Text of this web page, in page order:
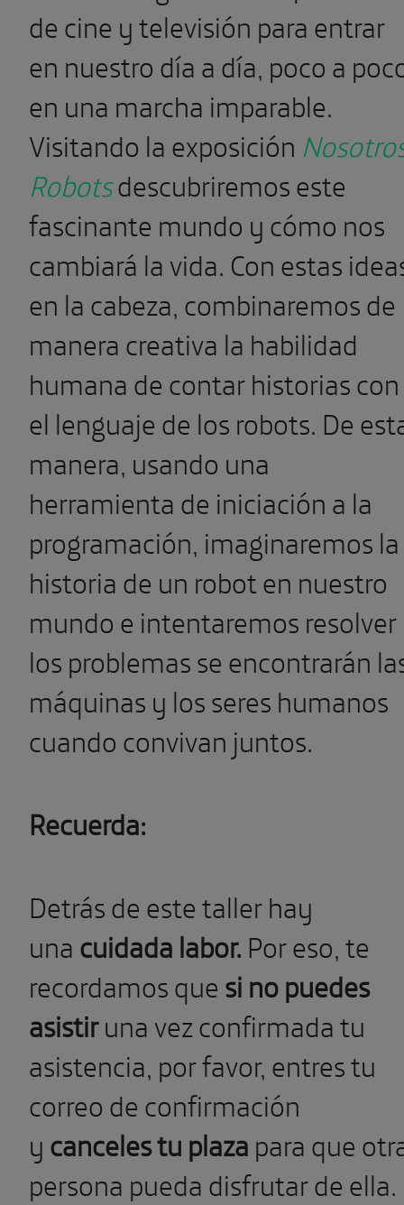
de cine y televisión para entrar
en nuestro día a día, poco a
en una marcha imparable.
Visitando la exposición
Robotsdescubriremos este
fascinante mundo y cómo nos
cambiará la vida. Con estas
en la cabeza, combinaremos de
manera creativa la habilidad
humana de contar historias con
el lenguaje de los robots. De
manera, usando una
herramienta de iniciación a la
programación, imaginaremos la
historia de un robot en nuestro
mundo e intentaremos resolver
los problemas se encontrarán
máquinas y los seres humanos
cuando convivan juntos.
Recuerda:
Detrás de este taller hay
unacuidada labor. Por eso, te
recordamos quesi no puedes
asistiruna vez confirmada tu
asistencia, por favor, entres tu
correo de confirmación
ycanceles tu plazapara que
persona pueda disfrutar de ella.